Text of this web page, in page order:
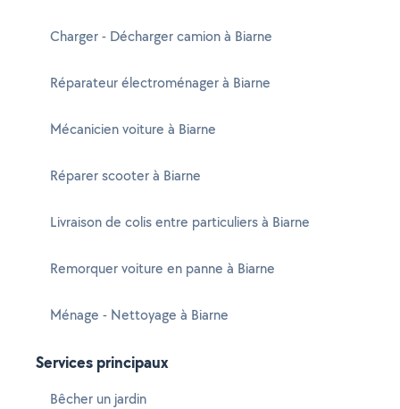
Charger - Décharger camion à Biarne
Réparateur électroménager à Biarne
Mécanicien voiture à Biarne
Réparer scooter à Biarne
Livraison de colis entre particuliers à Biarne
Remorquer voiture en panne à Biarne
Ménage - Nettoyage à Biarne
Services principaux
Bêcher un jardin